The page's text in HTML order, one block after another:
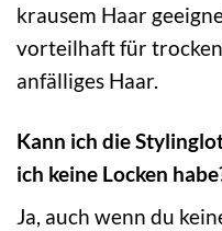
krausem Haar
vorteilhaft für
anfälliges Haar.
Kann ich die
ich keine Locken
Ja, auch wenn du